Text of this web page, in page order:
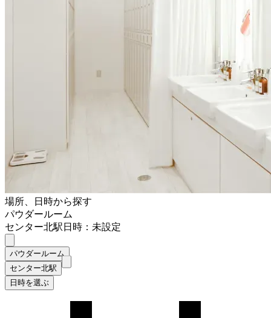
場所、日時から探す
パウダールーム
センター北駅日時：未設定
パウダールーム
センター北駅
日時を選ぶ